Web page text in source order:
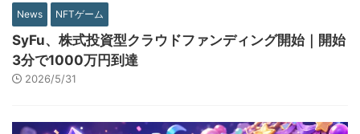
News NFTゲーム
SyFu、株式投資型クラウドファンディング開始｜開始
3分で1000万円到達
2026/5/31